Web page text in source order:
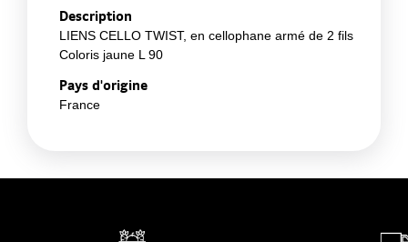
Description
LIENS CELLO TWIST, en cellophane armé de 2 fils
Coloris jaune L 90
Pays d'origine
France